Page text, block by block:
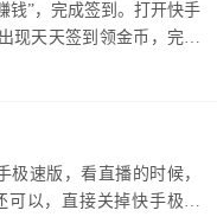
钱”，完成签到。打开快手
现天天签到领金币，完成
速版，看直播的时候，
可以，直接关掉快手极速